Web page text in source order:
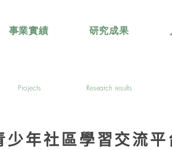
事業實績 研究成果
Projects Research results
年社區學習交流平